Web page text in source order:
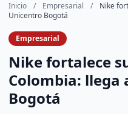
Inicio / Empresarial /
Nike
Unicentro Bogotá
Empresarial
Nike fortalece
Colombia: llega
Bogotá